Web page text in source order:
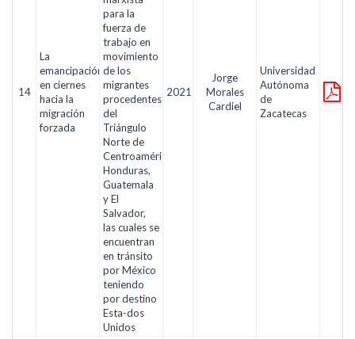
14
La
emancipación
en ciernes
hacia la
migración
forzada
para la
fuerza de
trabajo en
movimiento
de los
migrantes
procedentes
del
Triángulo
Norte de
Centroamérica:
Honduras,
Guatemala
y El
Salvador,
las cuales se
encuentran
en tránsito
por México
teniendo
por destino
Esta-dos
Unidos
2021
Jorge
Morales
Cardiel
Universidad
Autónoma
de
Zacatecas